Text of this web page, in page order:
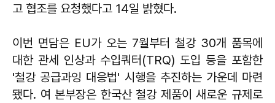
고 협조를 요청했다고 14일 밝혔다.
이번 면담은 EU가 오는 7월부터 철강 30개 품목에
대한 관세 인상과 수입쿼터(TRQ) 도입 등을 포함한
'철강 공급과잉 대응법' 시행을 추진하는 가운데 마련
됐다. 여 본부장은 한국산 철강 제품이 새로운 규제로